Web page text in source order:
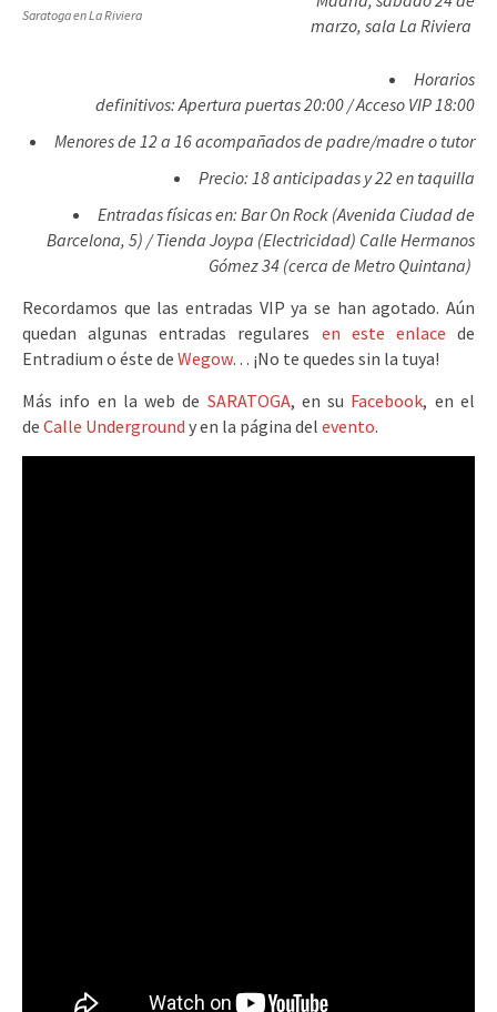
Saratoga en La Riviera
marzo, sala La Riviera
Horarios
definitivos: Apertura puertas 20:00 / Acceso VIP 18:00
Menores de 12 a 16 acompañados de padre/madre o tutor
Precio: 18 anticipadas y 22 en taquilla
Entradas físicas en: Bar On Rock (Avenida Ciudad de
Barcelona, 5) / Tienda Joypa (Electricidad) Calle Hermanos
Gómez 34 (cerca de Metro Quintana)
Recordamos que las entradas VIP ya se han agotado. Aún
quedan algunas entradas regulares en este enlace de
Entradium o éste de Wegow… ¡No te quedes sin la tuya!
Más info en la web de SARATOGA, en su Facebook, en el
de Calle Underground y en la página del evento.